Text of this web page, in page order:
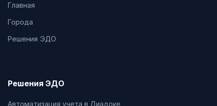
Главная
Города
Решения ЭДО
Решения ЭДО
Автоматизация учета в Диадоке